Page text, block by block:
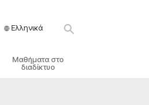
Ελληνικά
Μαθήματα στο
διαδίκτυο